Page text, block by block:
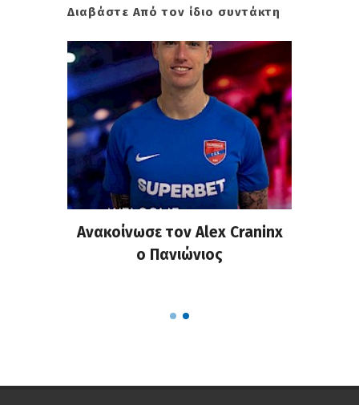
Διαβάστε Από τον ίδιο συντάκτη
Ανακοίνωσε τον Alex Craninx
ο Πανιώνιος